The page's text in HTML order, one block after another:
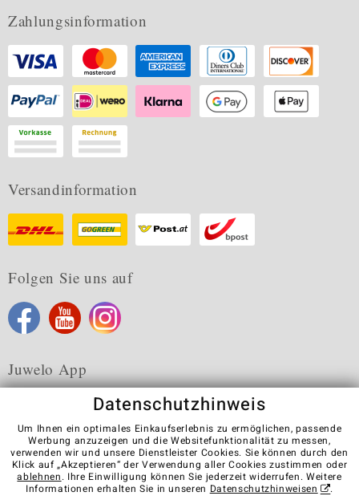
Zahlungsinformation
Versandinformation
Folgen Sie uns auf
Juwelo App
Karriere AGB Datenschutz Cookies
Impressum
Kontakt
Vertrag widerrufen
Datenschutzhinweis
Um Ihnen ein optimales Einkaufserlebnis zu ermöglichen, passende
Werbung anzuzeigen und die Websitefunktionalität zu messen,
verwenden wir und unsere Dienstleister Cookies. Sie können durch den
Klick auf „Akzeptieren“ der Verwendung aller Cookies zustimmen oder
ablehnen. Ihre Einwilligung können Sie jederzeit widerrufen. Weitere
Informationen erhalten Sie in unseren Datenschutzhinweisen .